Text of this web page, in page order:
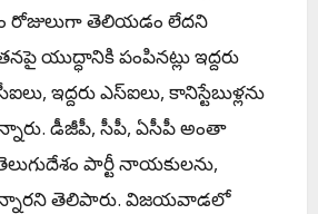
తెలియ‌డం లేద‌ని
యుద్ధానికి పంపిన‌ట్లు ఇద్ద‌రు
ఇద్ద‌రు ఎస్ఐలు, కానిస్టేబుళ్ల‌ను
డీజీపీ, సీపీ, ఏసీపీ అంతా
పార్టీ నాయ‌కుల‌ను,
తెలిపారు. విజ‌య‌వాడ‌లో